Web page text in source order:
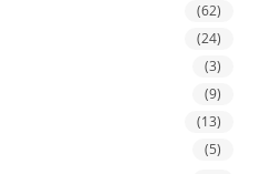
(62)
(24)
(3)
(9)
(13)
(5)